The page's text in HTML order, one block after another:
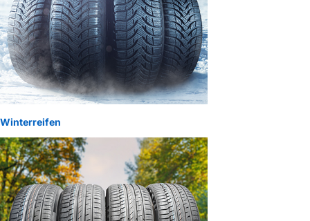
Winterreifen